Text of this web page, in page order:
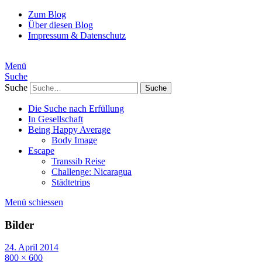
Zum Blog
Über diesen Blog
Impressum & Datenschutz
Menü
Suche
Suche
Die Suche nach Erfüllung
In Gesellschaft
Being Happy Average
Body Image
Escape
Transsib Reise
Challenge: Nicaragua
Städtetrips
Menü schiessen
Bilder
24. April 2014
800 × 600